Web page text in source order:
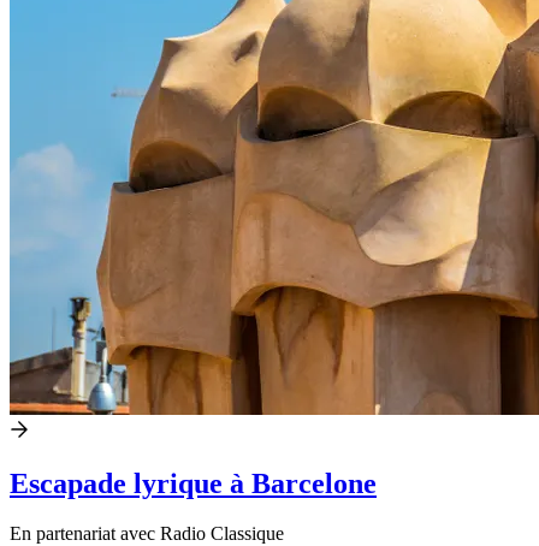
Escapade lyrique à Barcelone
En partenariat avec Radio Classique